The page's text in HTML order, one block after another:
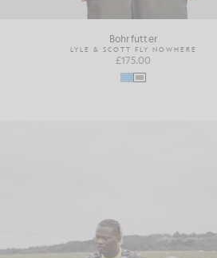
Bohrfutter
LYLE & SCOTT FLY NOWHERE
£175.00